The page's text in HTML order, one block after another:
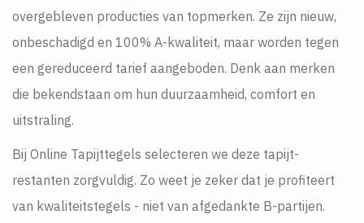
overgebleven producties van topmerken. Ze zijn nieuw,
onbeschadigd en 100% A-kwaliteit, maar worden tegen
een gereduceerd tarief aangeboden. Denk aan merken
die bekendstaan om hun duurzaamheid, comfort en
uitstraling.
Bij Online Tapijttegels selecteren we deze tapijt-
restanten zorgvuldig. Zo weet je zeker dat je profiteert
van kwaliteitstegels - niet van afgedankte B-partijen.